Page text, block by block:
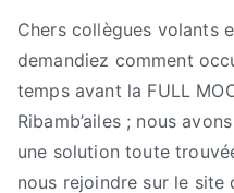
Chers collègues volants
demandiez comment
temps avant la FULL
Ribamb’ailes ; nous
une solution toute
nous rejoindre sur le site